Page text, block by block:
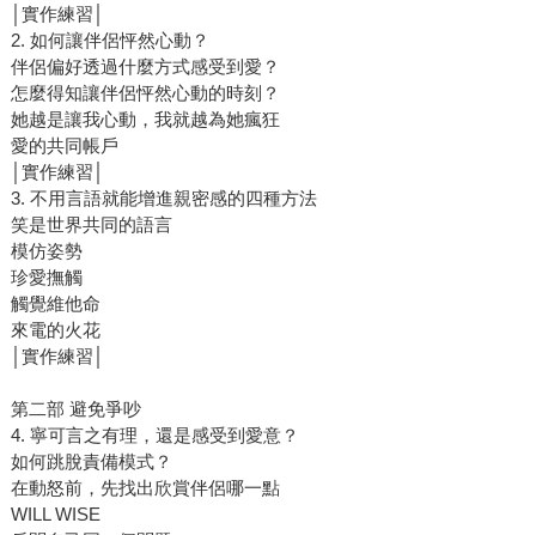
│實作練習│
2. 如何讓伴侶怦然心動？
伴侶偏好透過什麼方式感受到愛？
怎麼得知讓伴侶怦然心動的時刻？
她越是讓我心動，我就越為她瘋狂
愛的共同帳戶
│實作練習│
3. 不用言語就能增進親密感的四種方法
笑是世界共同的語言
模仿姿勢
珍愛撫觸
觸覺維他命
來電的火花
│實作練習│
第二部 避免爭吵
4. 寧可言之有理，還是感受到愛意？
如何跳脫責備模式？
在動怒前，先找出欣賞伴侶哪一點
WILL WISE